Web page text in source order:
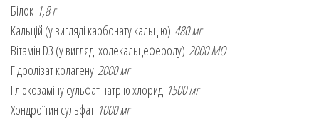
Білок 1,8 г
Кальцій (у вигляді карбонату кальцію) 480 мг
Вітамін D3 (у вигляді холекальцеферолу) 2000 МО
Гідролізат колагену 2000 мг
Глюкозаміну сульфат натрію хлорид 1500 мг
Хондроїтин сульфат 1000 мг